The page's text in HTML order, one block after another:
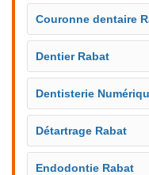
Couronne dentaire
Dentier Rabat
Dentisterie
Détartrage Rabat
Endodontie Rabat